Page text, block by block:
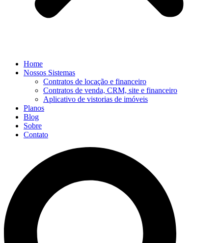
Home
Nossos Sistemas
Contratos de locação e financeiro
Contratos de venda, CRM, site e financeiro
Aplicativo de vistorias de imóveis
Planos
Blog
Sobre
Contato